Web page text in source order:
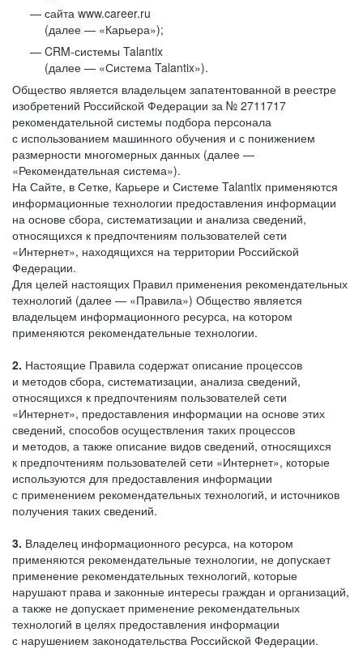
сайта www.career.ru
(далее — «Карьера»);
CRM-системы Talantix
(далее — «Система Talantix»).
Общество является владельцем запатентованной в реестре
изобретений Российской Федерации за № 2711717
рекомендательной системы подбора персонала
с использованием машинного обучения и с понижением
размерности многомерных данных (далее —
«Рекомендательная система»).
На Сайте, в Сетке, Карьере и Системе Talantix применяются
информационные технологии предоставления информации
на основе сбора, систематизации и анализа сведений,
относящихся к предпочтениям пользователей сети
«Интернет», находящихся на территории Российской
Федерации.
Для целей настоящих Правил применения рекомендательных
технологий (далее — «Правила») Общество является
владельцем информационного ресурса, на котором
применяются рекомендательные технологии.
2. Настоящие Правила содержат описание процессов
и методов сбора, систематизации, анализа сведений,
относящихся к предпочтениям пользователей сети
«Интернет», предоставления информации на основе этих
сведений, способов осуществления таких процессов
и методов, а также описание видов сведений, относящихся
к предпочтениям пользователей сети «Интернет», которые
используются для предоставления информации
с применением рекомендательных технологий, и источников
получения таких сведений.
3. Владелец информационного ресурса, на котором
применяются рекомендательные технологии, не допускает
применение рекомендательных технологий, которые
нарушают права и законные интересы граждан и организаций,
а также не допускает применение рекомендательных
технологий в целях предоставления информации
с нарушением законодательства Российской Федерации.